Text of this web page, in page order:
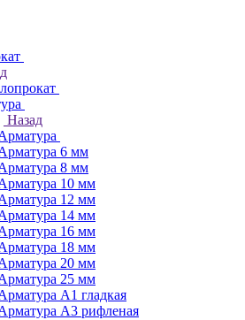
Назад
6 мм
8 мм
10 мм
12 мм
14 мм
16 мм
18 мм
20 мм
25 мм
А1 гладкая
А3 рифленая